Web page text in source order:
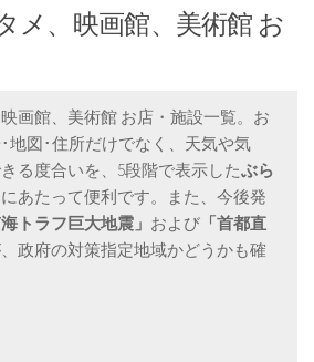
首都直下型地震
メ、映画館、美術館 お
画館、美術館 お店・施設一覧。お
地図･住所だけでなく、天気や気
る度合いを、5段階で表示したぶら
あたって便利です。また、今後発
海トラフ巨大地震」 および 「首都直
政府の対策指定地域かどうかも確